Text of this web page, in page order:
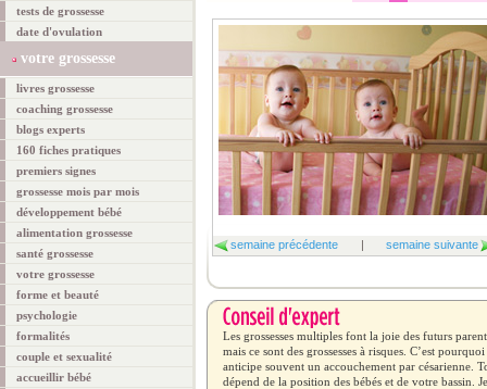
tests de grossesse
date d'ovulation
votre grossesse
livres grossesse
coaching grossesse
blogs experts
160 fiches pratiques
premiers signes
grossesse mois par mois
développement bébé
alimentation grossesse
santé grossesse
votre grossesse
forme et beauté
psychologie
formalités
couple et sexualité
accueillir bébé
semaine précédente | semaine suivante
Les grossesses multiples font la joie des futurs
mais ce sont des grossesses à risques. C’est
anticipe souvent un accouchement par césarienne.
dépend de la position des bébés et de votre bassin. Je